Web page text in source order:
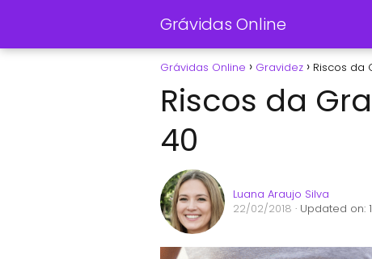
Grávidas Online
Grávidas Online Gravidez Riscos da
Riscos da
40
Luana Araujo Silva
22/02/2018 · Updated on: